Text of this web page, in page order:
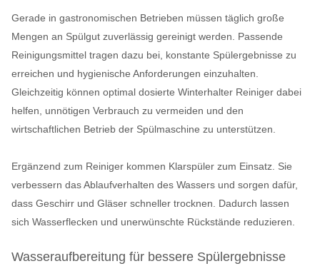
Gerade in gastronomischen Betrieben müssen täglich große
Mengen an Spülgut zuverlässig gereinigt werden. Passende
Reinigungsmittel tragen dazu bei, konstante Spülergebnisse zu
erreichen und hygienische Anforderungen einzuhalten.
Gleichzeitig können optimal dosierte Winterhalter Reiniger dabei
helfen, unnötigen Verbrauch zu vermeiden und den
wirtschaftlichen Betrieb der Spülmaschine zu unterstützen.
Ergänzend zum Reiniger kommen Klarspüler zum Einsatz. Sie
verbessern das Ablaufverhalten des Wassers und sorgen dafür,
dass Geschirr und Gläser schneller trocknen. Dadurch lassen
sich Wasserflecken und unerwünschte Rückstände reduzieren.
Wasseraufbereitung für bessere Spülergebnisse